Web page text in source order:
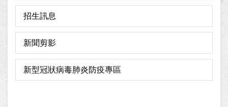
招生訊息
新聞剪影
新型冠狀病毒肺炎防疫專區